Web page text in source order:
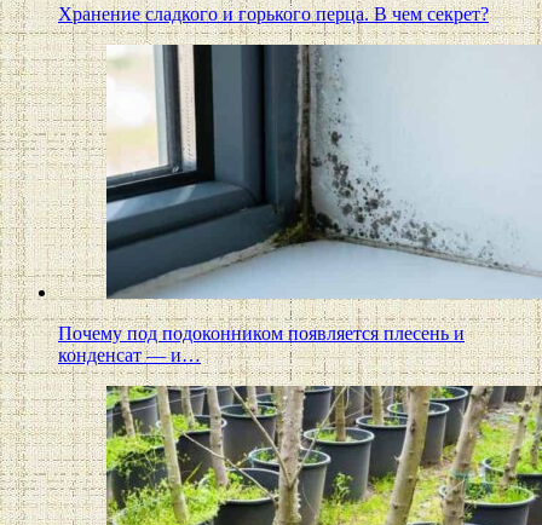
Хранение сладкого и горького перца. В чем секрет?
Почему под подоконником появляется плесень и
конденсат — и…